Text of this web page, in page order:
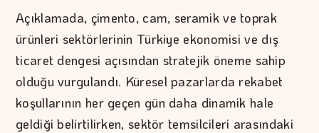
Açıklamada, çimento, cam, seramik ve toprak
ürünleri sektörlerinin Türkiye ekonomisi ve dış
ticaret dengesi açısından stratejik öneme sahip
olduğu vurgulandı. Küresel pazarlarda rekabet
koşullarının her geçen gün daha dinamik hale
geldiği belirtilirken, sektör temsilcileri arasındaki